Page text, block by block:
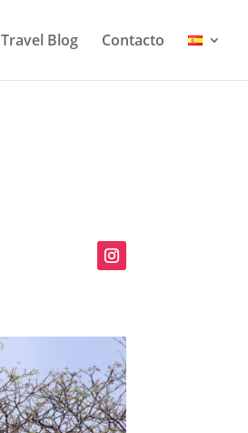
Travel Blog Contacto